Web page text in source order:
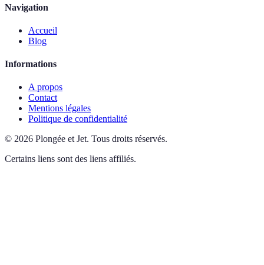
Navigation
Accueil
Blog
Informations
A propos
Contact
Mentions légales
Politique de confidentialité
© 2026 Plongée et Jet. Tous droits réservés.
Certains liens sont des liens affiliés.